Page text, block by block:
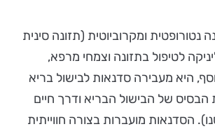
נטורופטית ומקרוביוטית (תזונה סינית
לטיפול בתזונה וצמחי מרפא,
היא מעבירה סדנאות לבישול בריא
של הבישול הבריא ודרך חיים
הסדנאות מועברות בצורה חווייתית